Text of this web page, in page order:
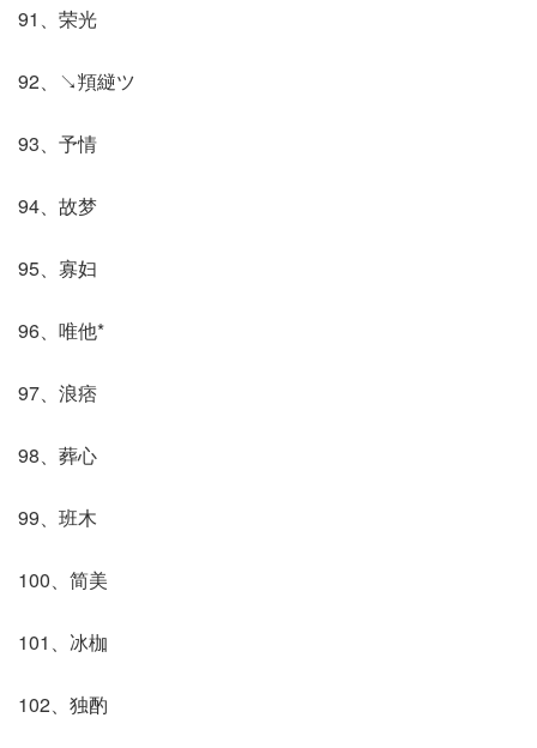
91、荣光
92、↘頖縌ツ
93、予情
94、故梦
95、寡妇
96、唯他*
97、浪痞
98、葬心
99、班木
100、简美
101、冰枷
102、独酌